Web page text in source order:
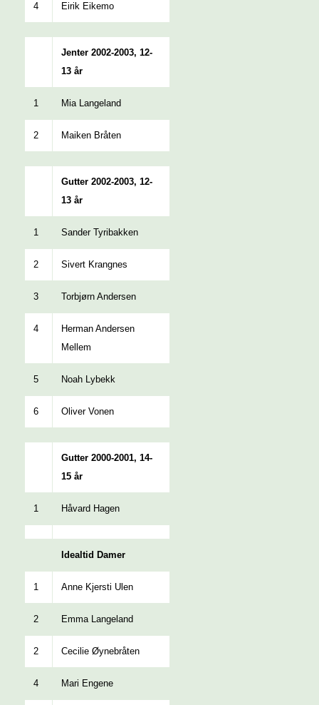
4 Eirik Eikemo
Jenter 2002-2003, 12-
13 år
1 Mia Langeland
2 Maiken Bråten
Gutter 2002-2003, 12-
13 år
1 Sander Tyribakken
2 Sivert Krangnes
3 Torbjørn Andersen
4
Herman Andersen
Mellem
5 Noah Lybekk
6 Oliver Vonen
Gutter 2000-2001, 14-
15 år
1 Håvard Hagen
Idealtid Damer
1 Anne Kjersti Ulen
2 Emma Langeland
2 Cecilie Øynebråten
4 Mari Engene